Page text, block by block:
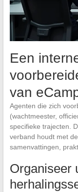
Een
van
Agenten die zich
(wachtmeester,
specifieke trajecten.
verband houdt met
samenvattingen,
Organiseer